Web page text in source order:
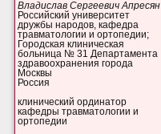
Владислав Сергеевич Апресян
Российский университет
дружбы народов, кафедра
травматологии и ортопедии;
Городская клиническая
больница № 31 Департамента
здравоохранения города
Москвы
Россия
клинический ординатор
кафедры травматологии и
ортопедии